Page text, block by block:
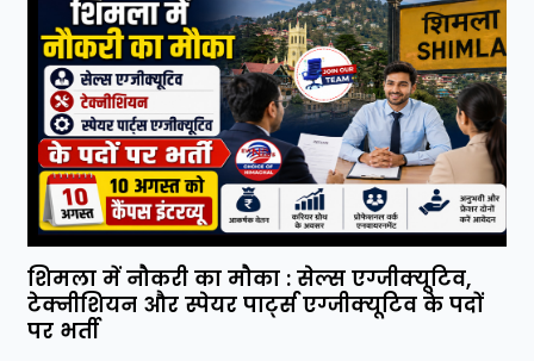
शिमला में नौकरी का मौका : सेल्स एग्जीक्यूटिव,
टेक्नीशियन और स्पेयर पार्ट्स एग्जीक्यूटिव के पदों
पर भर्ती